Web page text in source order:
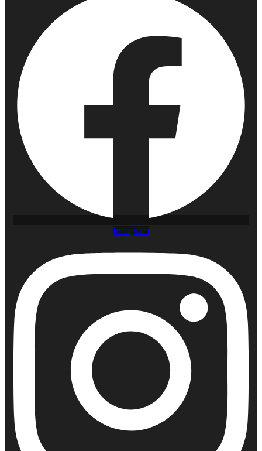
Instagram